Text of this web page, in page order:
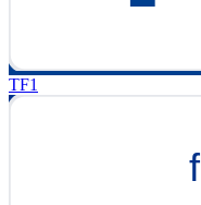
TF1